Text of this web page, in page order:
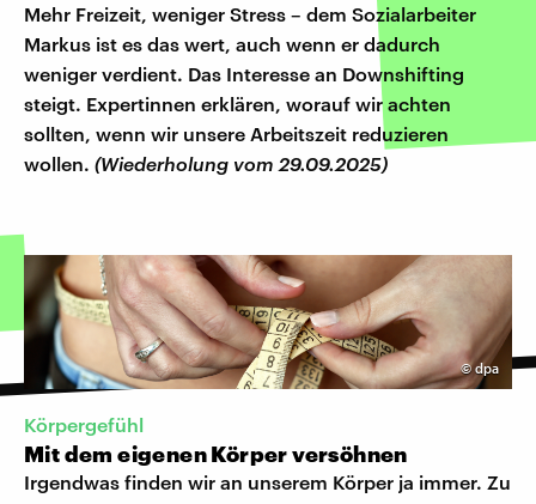
Mehr Freizeit, weniger Stress – dem Sozialarbeiter
Markus ist es das wert, auch wenn er dadurch
weniger verdient. Das Interesse an Downshifting
steigt. Expertinnen erklären, worauf wir achten
sollten, wenn wir unsere Arbeitszeit reduzieren
wollen. (Wiederholung vom 29.09.2025)
©dpa
Körpergefühl
Mit dem eigenen Körper versöhnen
Irgendwas finden wir an unserem Körper ja immer. Zu